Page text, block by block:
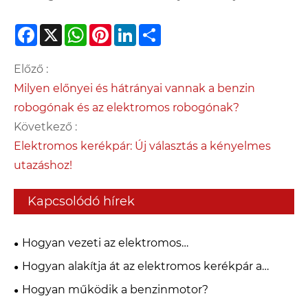
Facebook
X WhatsApp
PinterestLinkedIn
Előző :
Milyen előnyei és hátrányai vannak a benzin
robogónak és az elektromos robogónak?
Következő :
Elektromos kerékpár: Új választás a kényelmes
utazáshoz!
Kapcsolódó hírek
Hogyan vezeti az elektromos
versenymotorkerékpár a teljesítménymobilitás
jövőjét?
Hogyan alakítja át az elektromos kerékpár a
globális mobilitási ipart?
Hogyan működik a benzinmotor?